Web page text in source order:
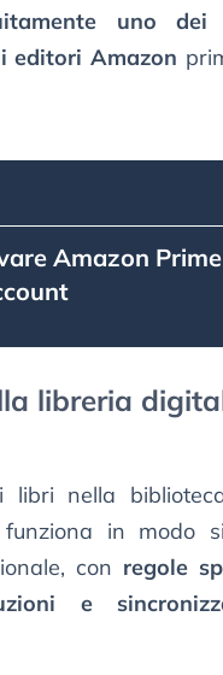
uno
editori Amazon
Amazon
libreria
libri nella
funziona in modo
con regole
e